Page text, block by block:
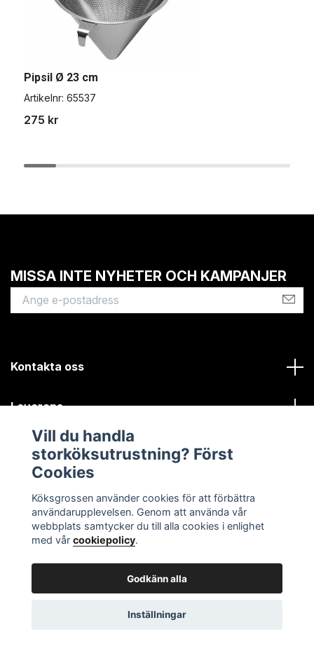
Pipsil Ø 23 cm
Artikelnr: 65537
275 kr
MISSA INTE NYHETER OCH KAMPANJER
Kontakta oss
Leverans
Kundinformation
© 2026 Köksgrossen.se
Vill du handla
storköksutrustning? Först
Cookies
Köksgrossen använder cookies för att förbättra
användarupplevelsen. Genom att använda vår
webbplats samtycker du till alla cookies i enlighet
med vår cookiepolicy.
Godkänn alla
Inställningar